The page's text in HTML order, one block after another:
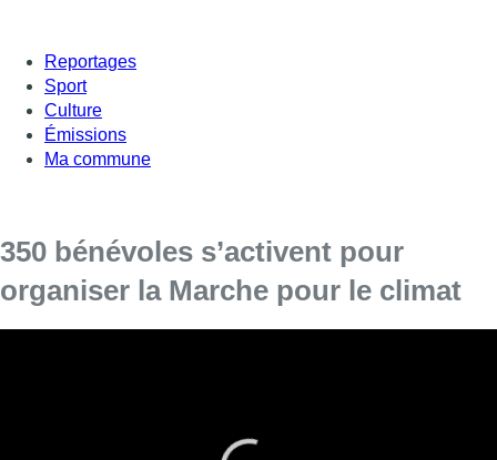
Reportages
Sport
Culture
Émissions
Ma commune
350 bénévoles s’activent pour
organiser la Marche pour le climat
Ce samedi, les préparations en vue de ce grand événement